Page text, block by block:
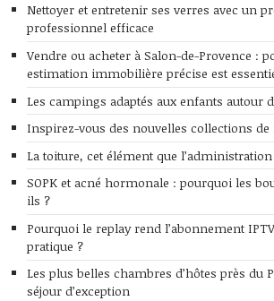
Nettoyer et entretenir ses verres avec un
professionnel efficace
Vendre ou acheter à Salon-de-Provence :
estimation immobilière précise est
Les campings adaptés aux enfants autour
Inspirez-vous des nouvelles collections
La toiture, cet élément que
SOPK et acné hormonale : pourquoi les
ils ?
Pourquoi le replay rend l’abonnement
pratique ?
Les plus belles chambres d’hôtes près du
séjour d’exception